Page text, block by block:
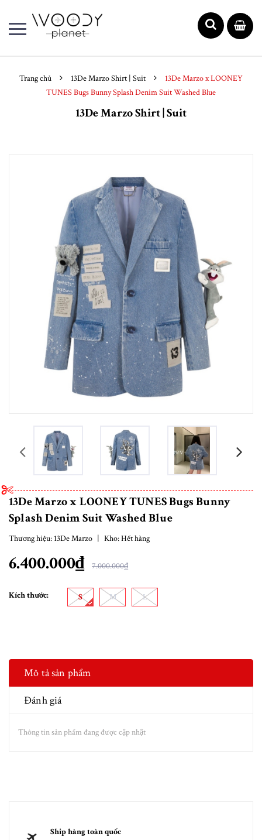
Trang chủ 13De Marzo Shirt | Suit
13De Marzo x LOONEY
TUNES Bugs Bunny Splash Denim Suit Washed Blue
13De Marzo Shirt | Suit
prev
13De Marzo x LOONEY TUNES Bugs Bunny
Splash Denim Suit Washed Blue
Thương hiệu: 13De Marzo Kho:Hết hàng
6.400.000₫ 7.000.000₫
Kích thước: S M L
Mô tả sản phẩm
Đánh giá
Thông tin sản phẩm đang được cập nhật
Ship hàng toàn quốc